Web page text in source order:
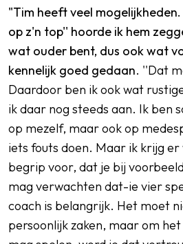
"Tim heeft veel
op z'n top'' hoorde ik hem
wat ouder bent, dus ook wat
kennelijk goed gedaan. ''Dat
Daardoor ben ik ook wat
ik daar nog steeds aan. Ik ben
op mezelf, maar ook op
iets fouts doen. Maar ik krijg
begrip voor, dat je bij
mag verwachten dat-ie vier
coach is belangrijk. Het moet
persoonlijk zaken, maar om